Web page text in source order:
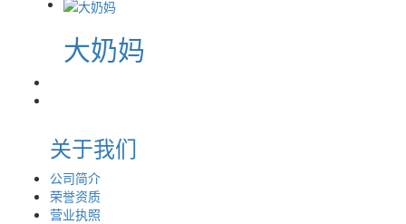
大奶妈
关于我们
公司简介
荣誉资质
营业执照